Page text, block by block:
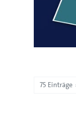
75 Einträge